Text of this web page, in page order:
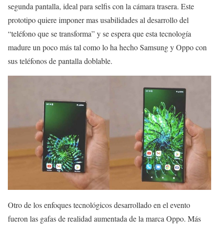
segunda pantalla, ideal para selfis con la cámara trasera. Este
prototipo quiere imponer mas usabilidades al desarrollo del
“teléfono que se transforma” y se espera que esta tecnología
madure un poco más tal como lo ha hecho Samsung y Oppo con
sus teléfonos de pantalla doblable.
Otro de los enfoques tecnológicos desarrollado en el evento
fueron las gafas de realidad aumentada de la marca Oppo. Más